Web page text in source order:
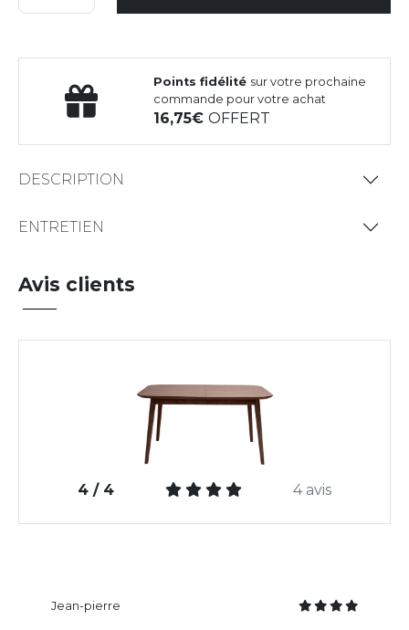
Points fidélité sur votre prochaine
commande pour votre achat
16,75OFFERT
DESCRIPTION
ENTRETIEN
Avis clients
4 / 4 4 avis
Jean-pierre